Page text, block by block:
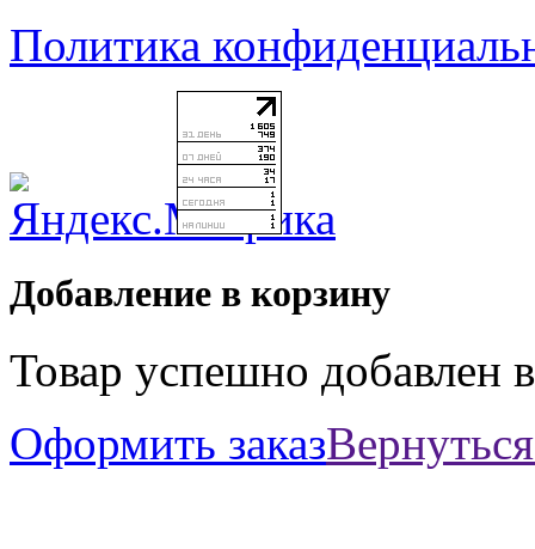
Политика
Добавление в корзину
Товар успешно добавлен
Оформить заказ